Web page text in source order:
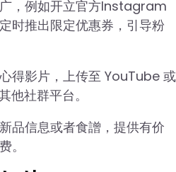
，例如开立官方Instagram
时推出限定优惠券，引导粉
得影片，上传至 YouTube 或
他社群平台。
品信息或者食譄，提供有价
。